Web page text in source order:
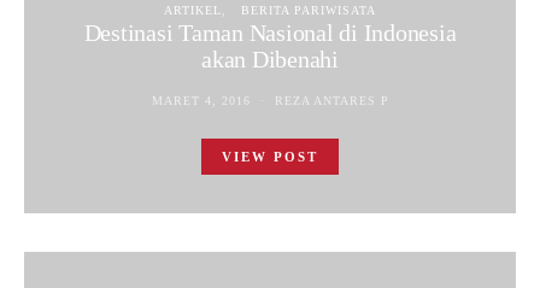
ARTIKEL BERITA PARIWISATA
Destinasi Taman Nasional di Indonesia
akan Dibenahi
MARET 4, 2016 REZA ANTARES P
VIEW POST